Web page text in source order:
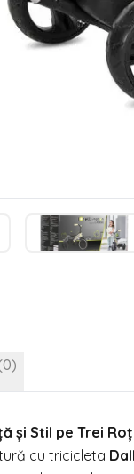
și Stil pe Trei
cu tricicleta